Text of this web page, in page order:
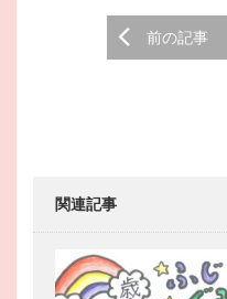
navigation
前の記事
関連記事